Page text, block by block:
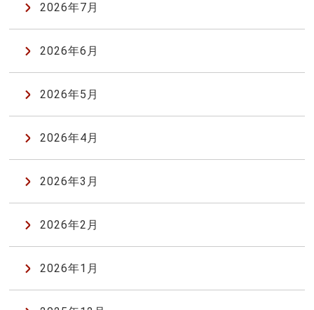
2026年7月
2026年6月
2026年5月
2026年4月
2026年3月
2026年2月
2026年1月